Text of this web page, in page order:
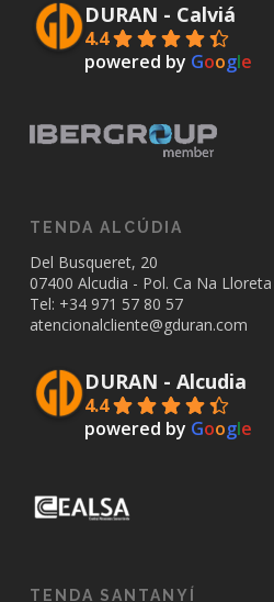
DURAN - Calviá
4.4
powered by Google
TENDA ALCÚDIA
Del Busqueret, 20
07400 Alcudia - Pol. Ca Na Lloreta
Tel: +34 971 57 80 57
atencionalcliente@gduran.com
DURAN - Alcudia
4.4
powered by Google
TENDA SANTANYÍ